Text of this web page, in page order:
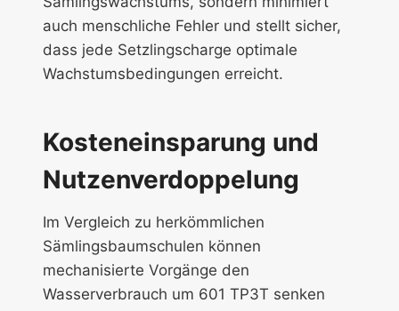
auch menschliche Fehler und stellt sicher,
dass jede Setzlingscharge optimale
Wachstumsbedingungen erreicht.
Kosteneinsparung und
Nutzenverdoppelung
Im Vergleich zu herkömmlichen
Sämlingsbaumschulen können
mechanisierte Vorgänge den
Wasserverbrauch um 601 TP3T senken